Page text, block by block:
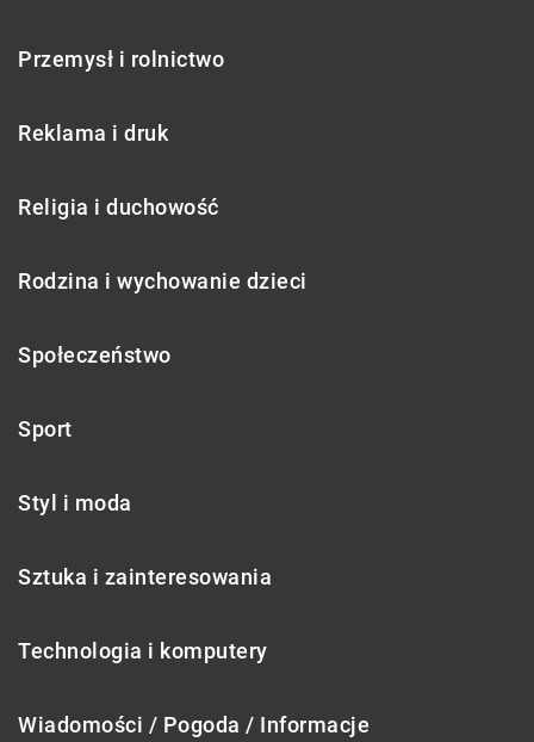
Przemysł i rolnictwo
Reklama i druk
Religia i duchowość
Rodzina i wychowanie dzieci
Społeczeństwo
Sport
Styl i moda
Sztuka i zainteresowania
Technologia i komputery
Wiadomości / Pogoda / Informacje